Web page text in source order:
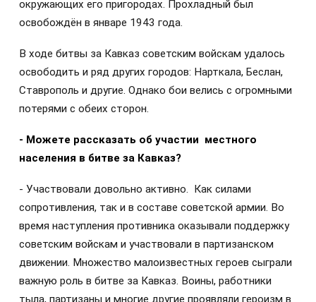
окружающих его пригородах. Прохладный был
освобождён в январе 1943 года.
В ходе битвы за Кавказ советским войскам удалось
освободить и ряд других городов: Нарткала, Беслан,
Ставрополь и другие. Однако бои велись с огромными
потерями с обеих сторон.
- Можете рассказать об участии местного
населения в битве за Кавказ?
- Участвовали довольно активно. Как силами
сопротивления, так и в составе советской армии. Во
время наступления противника оказывали поддержку
советским войскам и участвовали в партизанском
движении. Множество малоизвестных героев сыграли
важную роль в битве за Кавказ. Воины, работники
тыла, партизаны и многие другие проявляли героизм в